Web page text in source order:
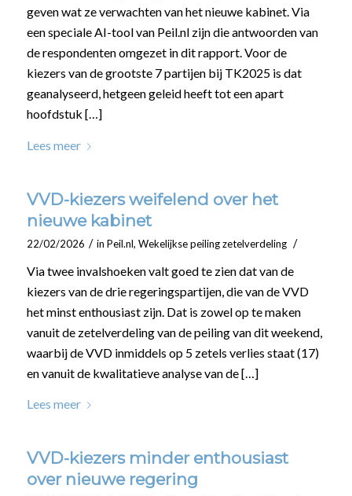
geven wat ze verwachten van het nieuwe kabinet. Via
een speciale AI-tool van Peil.nl zijn die antwoorden van
de respondenten omgezet in dit rapport. Voor de
kiezers van de grootste 7 partijen bij TK2025 is dat
geanalyseerd, hetgeen geleid heeft tot een apart
hoofdstuk […]
Lees meer
VVD-kiezers weifelend over het
nieuwe kabinet
22/02/2026 / in Peil.nl, Wekelijkse peiling zetelverdeling /
Via twee invalshoeken valt goed te zien dat van de
kiezers van de drie regeringspartijen, die van de VVD
het minst enthousiast zijn. Dat is zowel op te maken
vanuit de zetelverdeling van de peiling van dit weekend,
waarbij de VVD inmiddels op 5 zetels verlies staat (17)
en vanuit de kwalitatieve analyse van de […]
Lees meer
VVD-kiezers minder enthousiast
over nieuwe regering